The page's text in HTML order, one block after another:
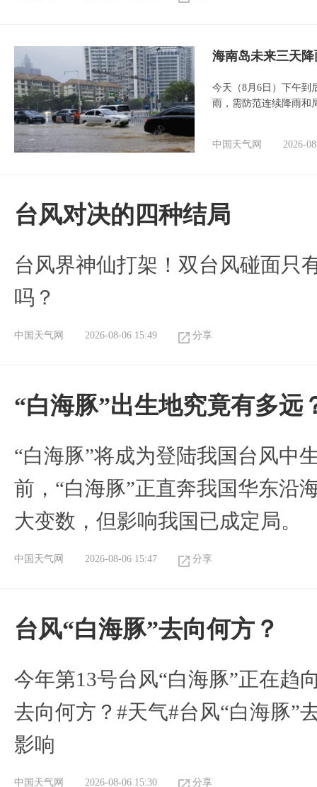
海南岛未来三天
今天（8月6日）下午到
雨，需防范连续降雨和
中国天气网 2026-
台风对决的四种结局
台风界神仙打架！双台风碰面只
吗？
中国天气网 2026-08-06 15:49 分享
“白海豚”出生地究竟有多远
“白海豚”将成为登陆我国台风中
前，“白海豚”正直奔我国华东沿
大变数，但影响我国已成定局。
中国天气网 2026-08-06 15:47 分享
台风“白海豚”去向何方？
今年第13号台风“白海豚”正在趋
去向何方？#天气#台风“白海豚”
影响
中国天气网 2026-08-06 15:30 分享